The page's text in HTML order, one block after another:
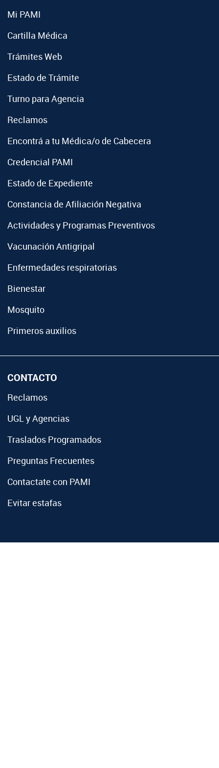
Mi PAMI
Cartilla Médica
Trámites Web
Estado de Trámite
Turno para Agencia
Reclamos
Encontrá a tu Médica/o de Cabecera
Credencial PAMI
Estado de Expediente
Constancia de Afiliación Negativa
Actividades y Programas Preventivos
Vacunación Antigripal
Enfermedades respiratorias
Bienestar
Mosquito
Primeros auxilios
CONTACTO
Reclamos
UGL y Agencias
Traslados Programados
Preguntas Frecuentes
Contactate con PAMI
Evitar estafas